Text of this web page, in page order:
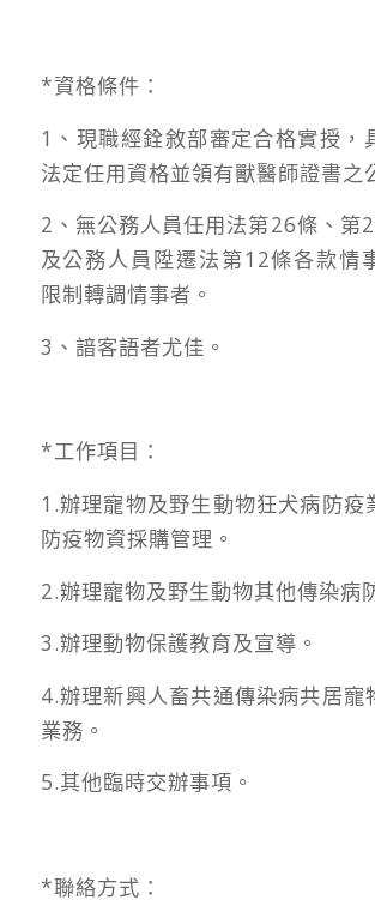
*資格條件：
1、現職經銓敘部審定合格實授，
法定任用資格並領有獸醫師證書之
2、無公務人員任用法第26條、第
及公務人員陞遷法第12條各款情
限制轉調情事者。
3、諳客語者尤佳。
*工作項目：
1.辦理寵物及野生動物狂犬病防疫
防疫物資採購管理。
2.辦理寵物及野生動物其他傳染病
3.辦理動物保護教育及宣導。
4.辦理新興人畜共通傳染病共居寵
業務。
5.其他臨時交辦事項。
*聯絡方式：